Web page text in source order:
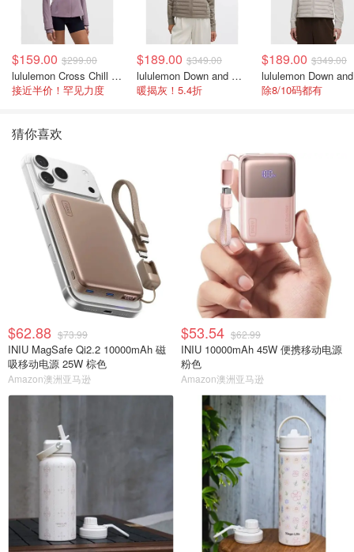
$159.00 $299.00
lululemon Cross Chill 女士运动外套
接近半价！罕见力度
$189.00 $349.00
lululemon Down and Around 羽绒夹克
暖揭灰！5.4折
$189.00 $349.00
除8/10码都有
猜你喜欢
$62.88 $73.99
INIU MagSafe Qi2.2 10000mAh 磁
吸移动电源 25W 棕色
Amazon澳洲亚马逊
$53.54 $62.99
INIU 10000mAh 45W 便携移动电源
粉色
Amazon澳洲亚马逊